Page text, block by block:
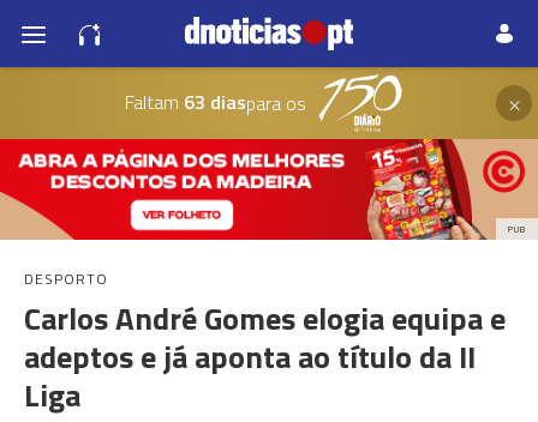
Faltam 63 diaspara os ×
PUB
DESPORTO
Carlos André Gomes elogia equipa e
adeptos e já aponta ao título da II
Liga